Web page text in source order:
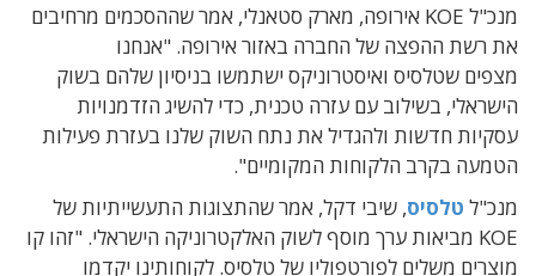
מנכ"ל KOE אירופה, מארק סטאנלי, אמר שההסכמים מרחיבים
את רשת ההפצה של החברה באזור אירופה. "אנחנו
מצפים שטלסיס ואיסטרוניקס ישתמשו בניסיון שלהם בשוק
הישראלי, בשילוב עם עזרה טכנית, כדי להשיג הזדמנויות
עסקיות חדשות ולהגדיל את נתח השוק שלנו בעזרת פעילות
הטמעה בקרב הלקוחות המקומיים".
מנכ"ל טלסיס, שיבי דקל, אמר שהתצוגות התעשייתיות של
KOE מביאות ערך מוסף לשוק האלקטרוניקה הישראלי. "זהו קו
מוצרים משלים לפורטפוליו של טלסיס. לקוחותינו יקדמו